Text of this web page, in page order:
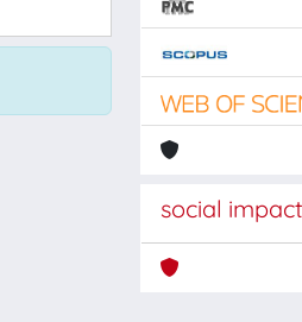
social impact